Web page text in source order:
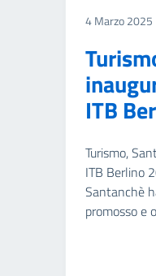
4 Marzo 2025
ITB
Turismo,
ITB Berlino
Santanchè
promosso e